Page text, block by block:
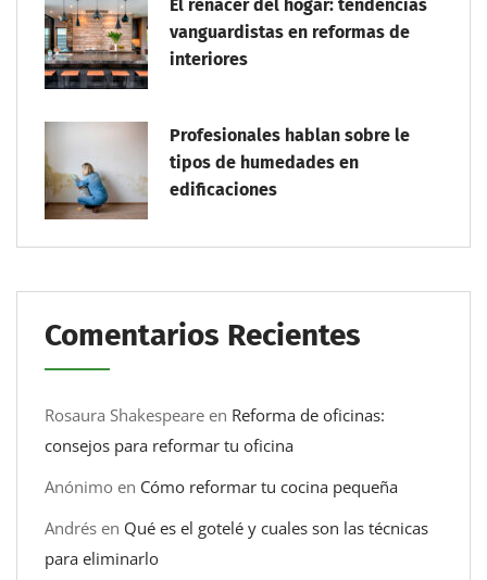
El renacer del hogar: tendencias
vanguardistas en reformas de
interiores
Profesionales hablan sobre le
tipos de humedades en
edificaciones
Comentarios Recientes
Rosaura Shakespeare en Reforma de oficinas:
consejos para reformar tu oficina
Anónimo en Cómo reformar tu cocina pequeña
Andrés en Qué es el gotelé y cuales son las técnicas
para eliminarlo